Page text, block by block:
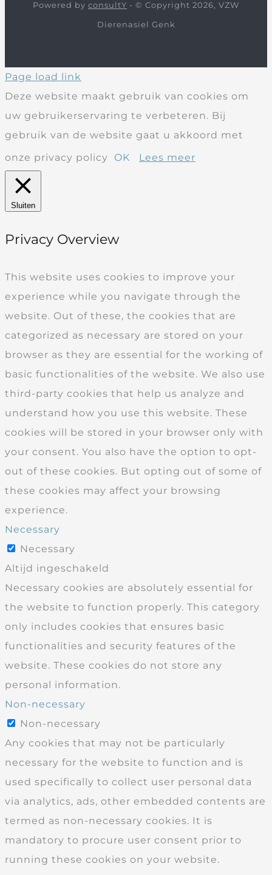
Powered by consultY - © Copyright 2026, VZW
Dierenasiel Genk
Page load link
Deze website maakt gebruik van cookies om
uw gebruikerservaring te verbeteren. Bij
gebruik van de website gaat u akkoord met
onze privacy policy
OK Lees meer
Sluiten
Privacy Overview
This website uses cookies to improve your
experience while you navigate through the
website. Out of these, the cookies that are
categorized as necessary are stored on your
browser as they are essential for the working of
basic functionalities of the website. We also use
third-party cookies that help us analyze and
understand how you use this website. These
cookies will be stored in your browser only with
your consent. You also have the option to opt-
out of these cookies. But opting out of some of
these cookies may affect your browsing
experience.
Necessary
Necessary
Altijd ingeschakeld
Necessary cookies are absolutely essential for
the website to function properly. This category
only includes cookies that ensures basic
functionalities and security features of the
website. These cookies do not store any
personal information.
Non-necessary
Non-necessary
Any cookies that may not be particularly
necessary for the website to function and is
used specifically to collect user personal data
via analytics, ads, other embedded contents are
termed as non-necessary cookies. It is
mandatory to procure user consent prior to
running these cookies on your website.